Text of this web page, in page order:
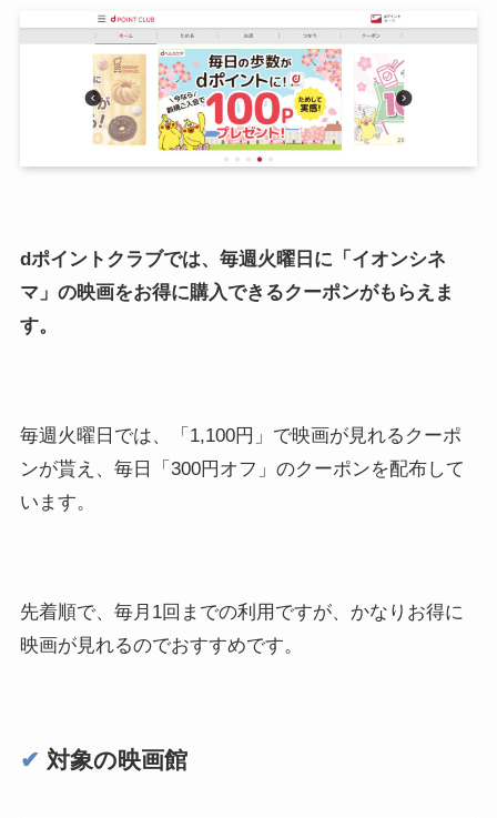
dポイントクラブでは、毎週火曜日に「イオンシネ
マ」の映画をお得に購入できるクーポンがもらえま
す。
毎週火曜日では、「1,100円」で映画が見れるクーポ
ンが貰え、毎日「300円オフ」のクーポンを配布して
います。
先着順で、毎月1回までの利用ですが、かなりお得に
映画が見れるのでおすすめです。
✔︎ 対象の映画館